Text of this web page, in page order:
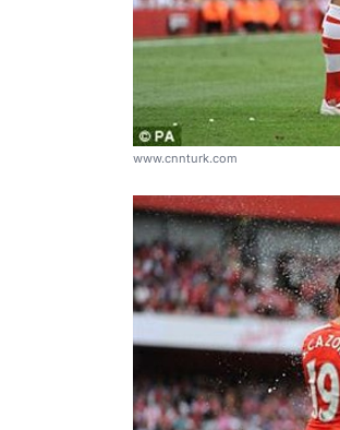
www.cnnturk.com